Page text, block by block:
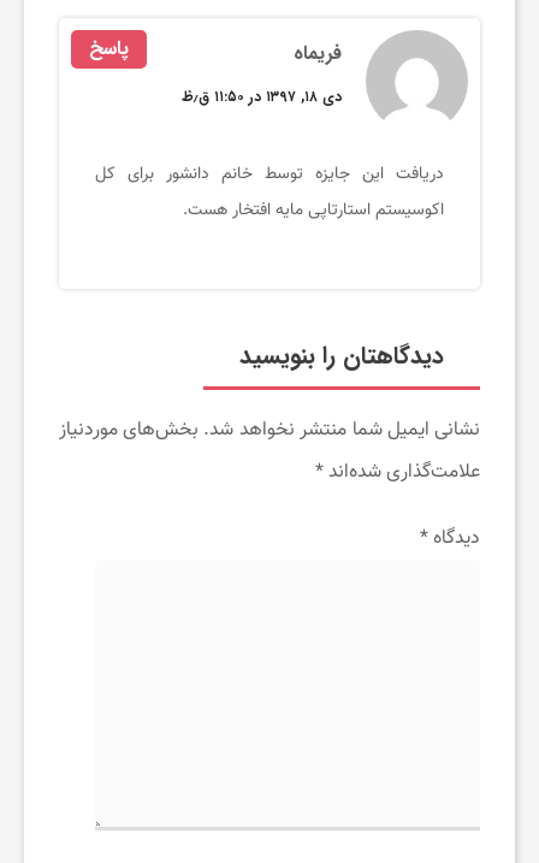
فریماه
دی ۱۸, ۱۳۹۷ در ۱۱:۵۰ ق٫ظ
دریافت این جایزه توسط خانم دانشور برای کل
اکوسیستم استارتاپی مایه افتخار هست.
پاسخ
دیدگاهتان را بنویسید
نشانی ایمیل شما منتشر نخواهد شد. بخش‌های موردنیاز
علامت‌گذاری شده‌اند*
دیدگاه*